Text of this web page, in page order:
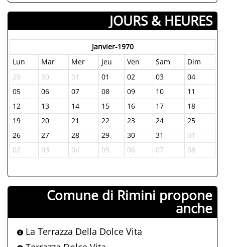
JOURS & HEURES
Janvier-1970
Lun
Mar Mer Jeu Ven Sam
Dim
29
30 31 01 02 03
04
05
06 07 08 09 10
11
12
13 14 15 16 17
18
19
20 21 22 23 24
25
26
27 28 29 30 31
01
02
03 04 05 06 07 08
Comune di Rimini propone
anche
La Terrazza Della Dolce Vita